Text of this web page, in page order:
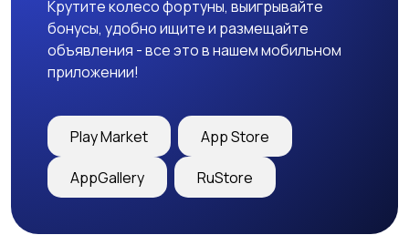
Крутите колесо фортуны, выигрывайте
бонусы, удобно ищите и размещайте
объявления - все это в нашем мобильном
приложении!
Play Market App Store
AppGallery RuStore